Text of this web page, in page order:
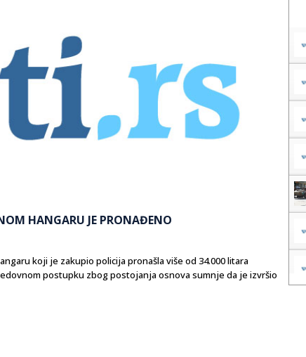
HANGARU JE PRONAĐENO
koji je zakupio policija pronašla više od 34.000 litara
postupku zbog postojanja osnova sumnje da je izvršio